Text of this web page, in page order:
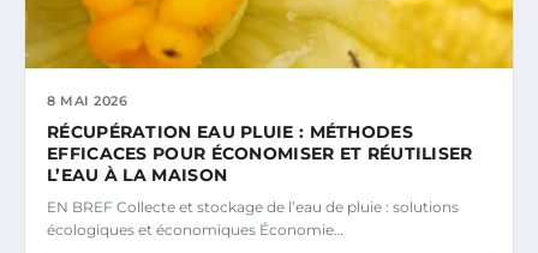
8 MAI 2026
RÉCUPÉRATION EAU PLUIE : MÉTHODES
EFFICACES POUR ÉCONOMISER ET RÉUTILISER
L’EAU À LA MAISON
EN BREF Collecte et stockage de l’eau de pluie : solutions
écologiques et économiques Économie…